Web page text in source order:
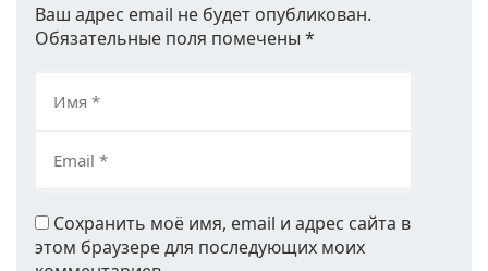
Ваш адрес email не будет опубликован.
Обязательные поля помечены *
Сохранить моё имя, email и адрес сайта в
этом браузере для последующих моих